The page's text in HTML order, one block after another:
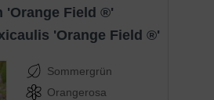
'Orange Field ®'
'Orange Field ®'
Sommergrün
Orangerosa